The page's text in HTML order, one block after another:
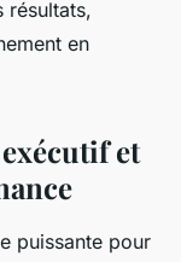
résultats,
en
et
puissante pour